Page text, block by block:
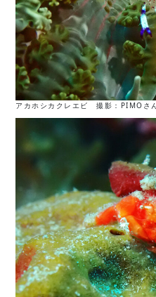
アカホシカクレエビ 撮影：PIMOさ